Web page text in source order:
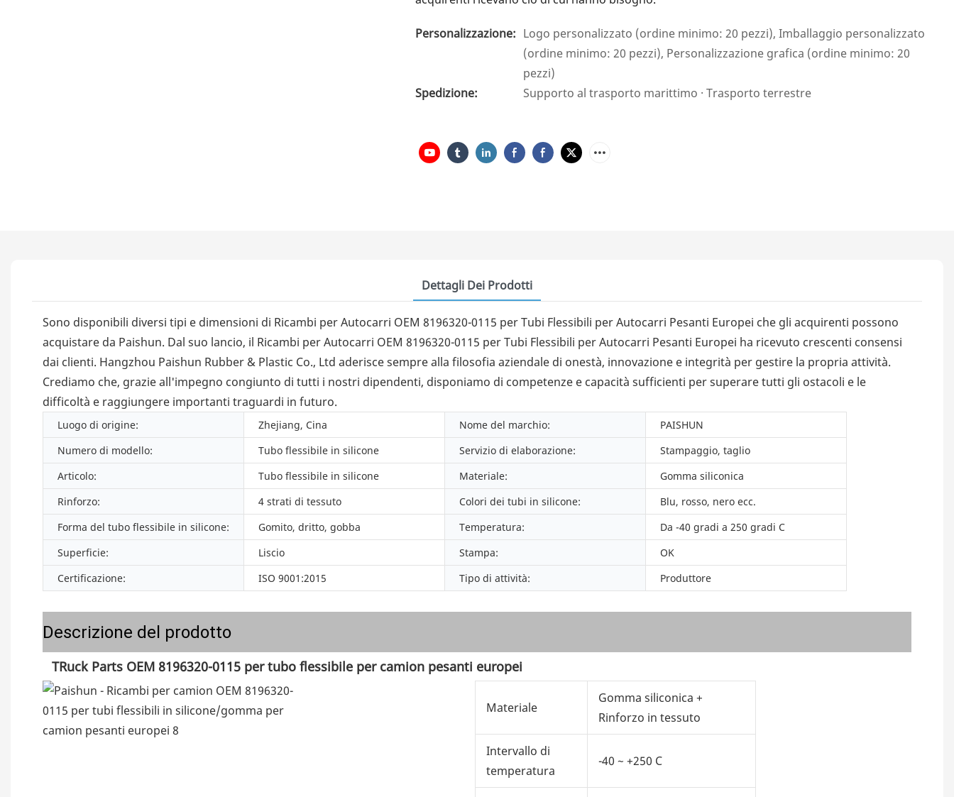
Personalizzazione: Logo personalizzato (ordine minimo: 20 pezzi), Imballaggio personalizzato
(ordine minimo: 20 pezzi), Personalizzazione grafica (ordine minimo: 20
pezzi)
Spedizione:
Supporto al trasporto marittimo · Trasporto terrestre
Dettagli Dei Prodotti
Sono disponibili diversi tipi e dimensioni di Ricambi per Autocarri OEM 8196320-0115 per Tubi Flessibili per Autocarri Pesanti Europei che gli acquirenti possono
acquistare da Paishun. Dal suo lancio, il Ricambi per Autocarri OEM 8196320-0115 per Tubi Flessibili per Autocarri Pesanti Europei ha ricevuto crescenti consensi
dai clienti. Hangzhou Paishun Rubber & Plastic Co., Ltd aderisce sempre alla filosofia aziendale di onestà, innovazione e integrità per gestire la propria attività.
Crediamo che, grazie all'impegno congiunto di tutti i nostri dipendenti, disponiamo di competenze e capacità sufficienti per superare tutti gli ostacoli e le
difficoltà e raggiungere importanti traguardi in futuro.
Luogo di origine: Zhejiang, Cina Nome del marchio:
PAISHUN
Numero di modello:
Tubo flessibile in silicone Servizio di elaborazione:
Stampaggio, taglio
Articolo:
Tubo flessibile in silicone Materiale:
Gomma siliconica
Rinforzo:
4 strati di tessuto Colori dei tubi in silicone:
Blu, rosso, nero ecc.
Forma del tubo flessibile in silicone:
Gomito, dritto, gobba Temperatura:
Da -40 gradi a 250 gradi C
Superficie:
Liscio Stampa:
OK
Certificazione:
ISO 9001:2015 Tipo di attività: Produttore
Descrizione del prodotto
TRuck Parts OEM 8196320-0115 per tubo flessibile per camion pesanti europei
Materiale
Gomma siliconica +
Rinforzo in tessuto
Intervallo di
temperatura
-40 ~ +250 C